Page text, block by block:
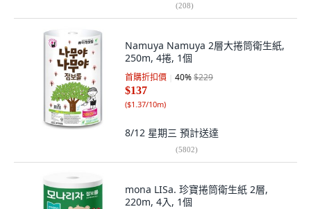
(208)
Namuya Namuya 2層大捲筒衛生紙,
250m, 4捲, 1個
首購折扣價 40%$229
$137
($1.37/10m)
8/12 星期三 預計送達
(5802)
mona LISa. 珍寶捲筒衛生紙 2層,
220m, 4入, 1個